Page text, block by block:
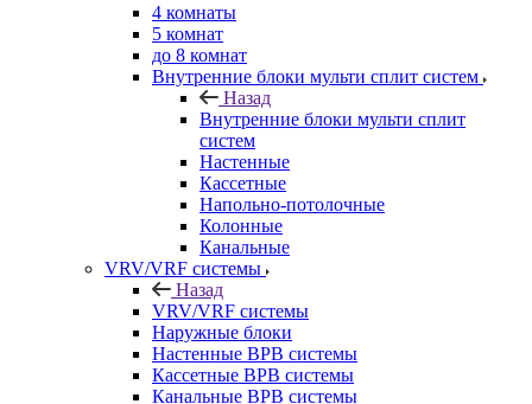
4 комнаты
5 комнат
до 8 комнат
Внутренние блоки мульти сплит систем
Назад
Внутренние блоки мульти сплит
систем
Настенные
Кассетные
Напольно-потолочные
Колонные
Канальные
VRV/VRF системы
Назад
VRV/VRF системы
Наружные блоки
Настенные ВРВ системы
Кассетные ВРВ системы
Канальные ВРВ системы